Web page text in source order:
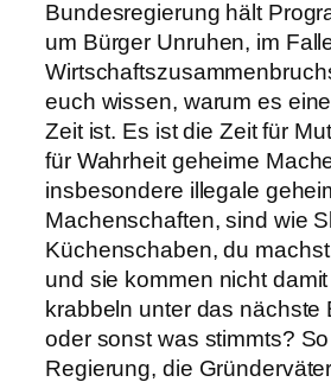
Bundesregierung hält
um Bürger Unruhen, im
euch wissen, warum es
Zeit ist. Es ist die Zeit für
für Wahrheit geheime
insbesondere illegale
Machenschaften, sind wie
Küchenschaben, du
und sie kommen nicht
krabbeln unter das nächste
oder sonst was stimmts?
Regierung, die